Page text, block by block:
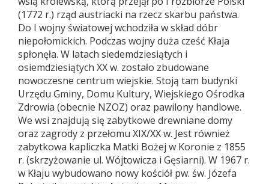
(1772 r.) rząd austriacki na rzecz skarbu państwa.
Do I wojny światowej wchodziła w skład dóbr
niepołomickich. Podczas wojny duża cześć Kłaja
spłonęła. W latach siedemdziesiątych i
osiemdziesiątych XX w. zostało zbudowane
nowoczesne centrum wiejskie. Stoją tam budynki
Urzędu Gminy, Domu Kultury, Wiejskiego Ośrodka
Zdrowia (obecnie NZOZ) oraz pawilony handlowe.
We wsi znajdują się zabytkowe drewniane domy
oraz zagrody z przełomu XIX/XX w. Jest również
zabytkowa kapliczka Matki Bożej w Koronie z 1855
r. (skrzyżowanie ul. Wójtowicza i Gęsiarni). W 1967 r.
w Kłaju wybudowano nowy kościół pw. św. Józefa